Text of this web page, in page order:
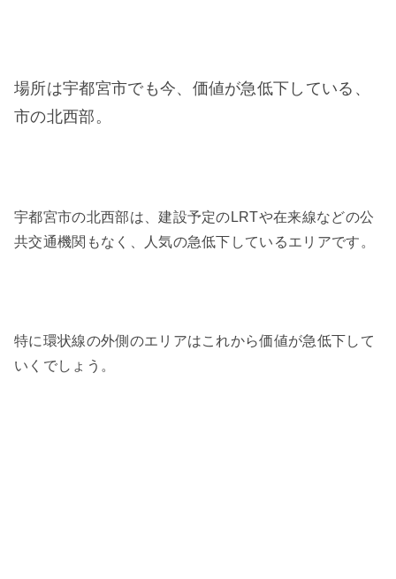
場所は宇都宮市でも今、価値が急低下している、
市の北西部。
宇都宮市の北西部は、建設予定のLRTや在来線などの公
共交通機関もなく、人気の急低下しているエリアです。
特に環状線の外側のエリアはこれから価値が急低下して
いくでしょう。